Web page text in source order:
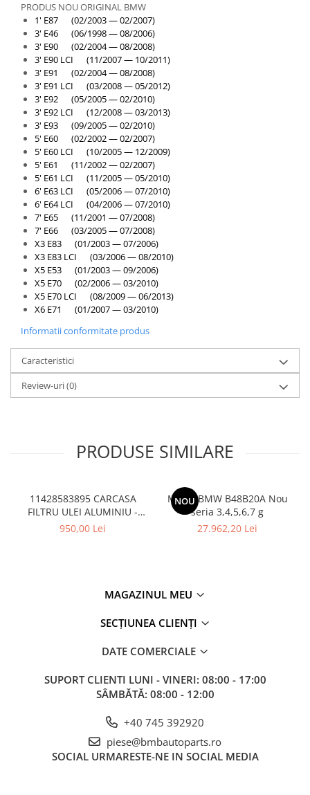
PRODUS NOU ORIGINAL BMW
1' E87 (02/2003 — 02/2007)
3' E46 (06/1998 — 08/2006)
3' E90 (02/2004 — 08/2008)
3' E90 LCI (11/2007 — 10/2011)
3' E91 (02/2004 — 08/2008)
3' E91 LCI (03/2008 — 05/2012)
3' E92 (05/2005 — 02/2010)
3' E92 LCI (12/2008 — 03/2013)
3' E93 (09/2005 — 02/2010)
5' E60 (02/2002 — 02/2007)
5' E60 LCI (10/2005 — 12/2009)
5' E61 (11/2002 — 02/2007)
5' E61 LCI (11/2005 — 05/2010)
6' E63 LCI (05/2006 — 07/2010)
6' E64 LCI (04/2006 — 07/2010)
7' E65 (11/2001 — 07/2008)
7' E66 (03/2005 — 07/2008)
X3 E83 (01/2003 — 07/2006)
X3 E83 LCI (03/2006 — 08/2010)
X5 E53 (01/2003 — 09/2006)
X5 E70 (02/2006 — 03/2010)
X5 E70 LCI (08/2009 — 06/2013)
X6 E71 (01/2007 — 03/2010)
Informatii conformitate produs
Caracteristici
Review-uri(0)
PRODUSE SIMILARE
11428583895 CARCASA
FILTRU ULEI ALUMINIU -
BMW Seria 1 F20 F21, Seria
G12, Seria 8 G14 G15 G16,
950,00 Lei
NOU
Motor BMW B48B20A Nou
seria 3,4,5,6,7 g
27.962,20 Lei
MAGAZINUL MEU
SECȚIUNEA CLIENȚI
DATE COMERCIALE
SUPORT CLIENTI LUNI - VINERI: 08:00 - 17:00
SÂMBĂTĂ: 08:00 - 12:00
+40 745 392920
piese@bmbautoparts.ro
SOCIAL URMARESTE-NE IN SOCIAL MEDIA